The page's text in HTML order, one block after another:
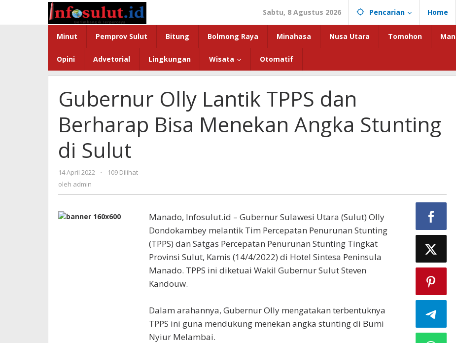
konten
Sabtu, 8 Agustus 2026 Pencarian Home
Minut Pemprov Sulut Bitung Bolmong Raya Minahasa Nusa Utara Tomohon
Opini Advetorial Lingkungan Wisata Otomatif
Gubernur Olly Lantik TPPS dan
Berharap Bisa Menekan Angka Stunting
di Sulut
14 April 2022
oleh
-
109 Dilihat
oleh admin
Manado, Infosulut.id – Gubernur Sulawesi Utara (Sulut) Olly
Dondokambey melantik Tim Percepatan Penurunan Stunting
(TPPS) dan Satgas Percepatan Penurunan Stunting Tingkat
Provinsi Sulut, Kamis (14/4/2022) di Hotel Sintesa Peninsula
Manado. TPPS ini diketuai Wakil Gubernur Sulut Steven
Kandouw.
Dalam arahannya, Gubernur Olly mengatakan terbentuknya
TPPS ini guna mendukung menekan angka stunting di Bumi
Nyiur Melambai.